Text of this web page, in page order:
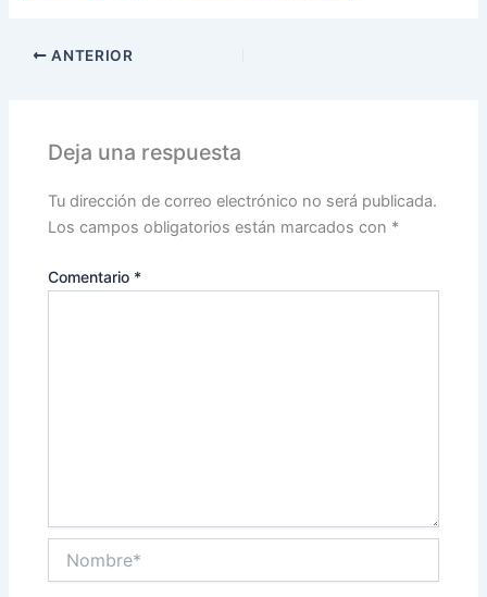
ANTERIOR
Deja una respuesta
Tu dirección de correo electrónico no será publicada.
Los campos obligatorios están marcados con *
Comentario *